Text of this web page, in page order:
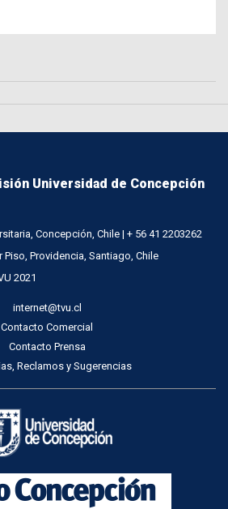
Universidad de Concepción
Concepción, Chile | + 56 41 2203262
Piso, Providencia, Santiago, Chile
2021
internet@tvu.cl
Contacto Comercial
Contacto Prensa
Reclamos y Sugerencias